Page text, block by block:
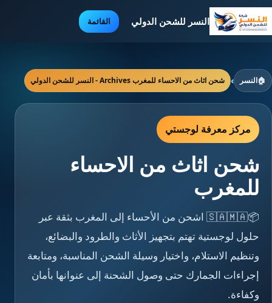
النسر للشحن الدولي القائمة
🏠النسر › شحن اثاث من الاحساء للمغرب Archives - النسر للشحن الدولي
مركز معرفة لوجستي
شحن اثاث من الاحساء
للمغرب
📦🇸🇦🇲🇦 اشحن من الأحساء إلى المغرب بثقة عبر
حلول لوجستية تهتم بتجهيز الأثاث والطرود والبضائع،
وتنظيم الاستلام، واختيار وسيلة الشحن المناسبة، ومتابعة
إجراءات الجمارك حتى وصول الشحنة إلى عنوانها بأمان
وكفاءة.